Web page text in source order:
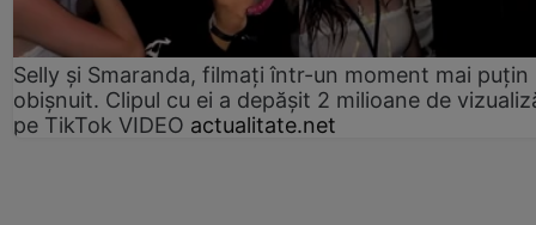
Selly și Smaranda, filmați într-un moment mai puțin
obișnuit. Clipul cu ei a depășit 2 milioane de
pe TikTok VIDEO actualitate.net